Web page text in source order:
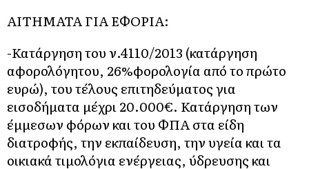
ΑΙΤΗΜΑΤΑ ΓΙΑ ΕΦΟΡΙΑ:
-Κατάργηση του ν.4110/2013 (κατάργηση
αφορολόγητου, 26%φορολογία από το πρώτο
ευρώ), του τέλους επιτηδεύματος για
εισοδήματα μέχρι 20.000€. Κατάργηση των
έμμεσων φόρων και του ΦΠΑ στα είδη
διατροφής, την εκπαίδευση, την υγεία και τα
οικιακά τιμολόγια ενέργειας, ύδρευσης και